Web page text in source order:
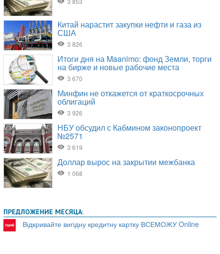
ПРЕДЛОЖЕНИЕ МЕСЯЦА:
Відкривайте вигідну кредитну картку ВСЕМОЖУ Online